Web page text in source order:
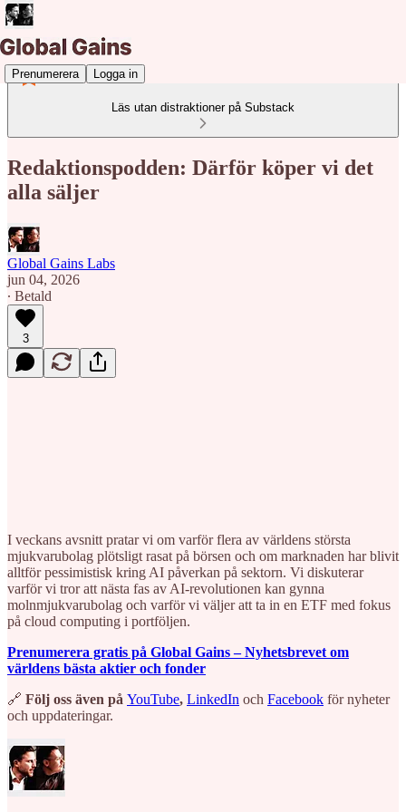
Prenumerera Logga in
Läs utan distraktioner på Substack
Redaktionspodden: Därför köper vi det
alla säljer
Global Gains Labs
jun 04, 2026
∙ Betald
3
I veckans avsnitt pratar vi om varför flera av världens största
mjukvarubolag plötsligt rasat på börsen och om marknaden har blivit
alltför pessimistisk kring AI påverkan på sektorn. Vi diskuterar
varför vi tror att nästa fas av AI-revolutionen kan gynna
molnmjukvarubolag och varför vi väljer att ta in en ETF med fokus
på cloud computing i portföljen.
Prenumerera gratis på Global Gains – Nyhetsbrevet om
världens bästa aktier och fonder
🔗 Följ oss även på ⁠⁠⁠⁠⁠⁠⁠⁠⁠YouTube⁠⁠⁠⁠⁠⁠⁠⁠⁠, ⁠⁠⁠⁠⁠⁠⁠⁠⁠⁠⁠⁠⁠⁠⁠⁠⁠⁠⁠⁠⁠⁠⁠⁠⁠⁠⁠⁠LinkedIn⁠⁠⁠⁠⁠⁠⁠⁠⁠⁠⁠⁠⁠⁠⁠⁠⁠⁠⁠⁠⁠⁠⁠⁠⁠⁠⁠⁠ och ⁠⁠⁠⁠⁠⁠⁠⁠⁠⁠⁠⁠⁠⁠⁠⁠⁠⁠⁠⁠⁠⁠⁠⁠⁠⁠⁠⁠Facebook⁠⁠⁠⁠⁠⁠⁠⁠⁠⁠⁠⁠⁠⁠⁠⁠⁠⁠⁠⁠⁠⁠⁠⁠⁠⁠⁠⁠ för nyheter
och uppdateringar.